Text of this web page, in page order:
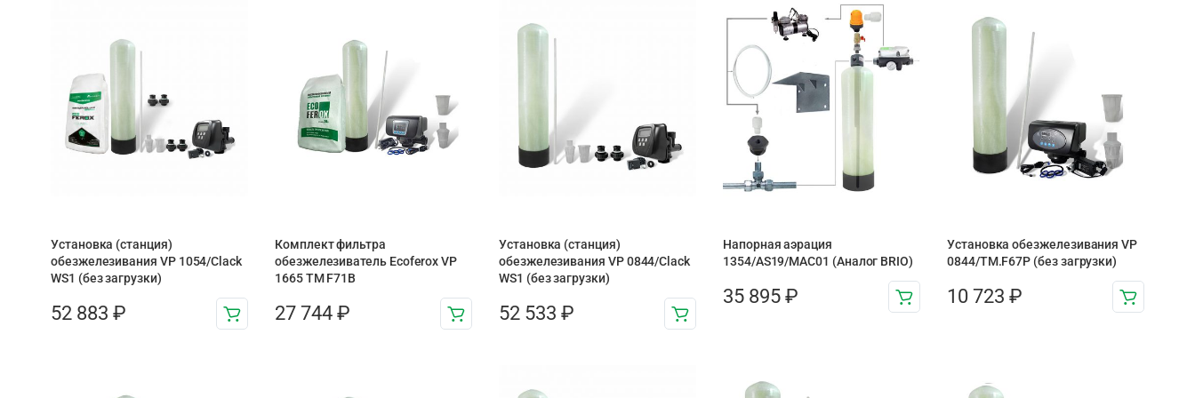
Установка (станция)
обезжелезивания VP 1054/Clack
WS1 (без загрузки)
52 883 ₽
Комплект фильтра
обезжелезиватель Ecoferox VP
1665 TM F71B
27 744 ₽
Установка (станция)
обезжелезивания VP 0844/Clack
WS1 (без загрузки)
52 533 ₽
Напорная аэрация
1354/AS19/MAC01 (Аналог BRIO)
35 895 ₽
Установка обезжелезивания VP
0844/TM.F67P (без загрузки)
10 723 ₽